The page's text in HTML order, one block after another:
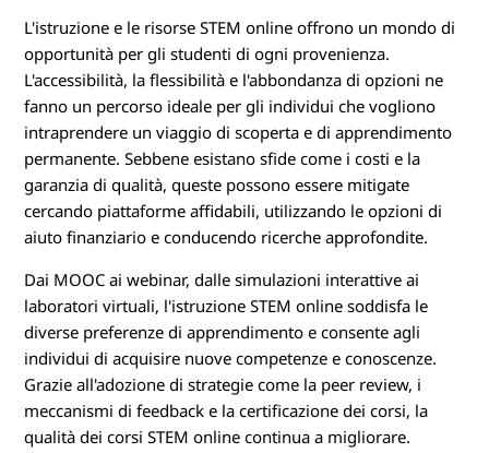
L'istruzione e le risorse STEM online offrono un mondo di
opportunità per gli studenti di ogni provenienza.
L'accessibilità, la flessibilità e l'abbondanza di opzioni ne
fanno un percorso ideale per gli individui che vogliono
intraprendere un viaggio di scoperta e di apprendimento
permanente. Sebbene esistano sfide come i costi e la
garanzia di qualità, queste possono essere mitigate
cercando piattaforme affidabili, utilizzando le opzioni di
aiuto finanziario e conducendo ricerche approfondite.
Dai MOOC ai webinar, dalle simulazioni interattive ai
laboratori virtuali, l'istruzione STEM online soddisfa le
diverse preferenze di apprendimento e consente agli
individui di acquisire nuove competenze e conoscenze.
Grazie all'adozione di strategie come la peer review, i
meccanismi di feedback e la certificazione dei corsi, la
qualità dei corsi STEM online continua a migliorare.